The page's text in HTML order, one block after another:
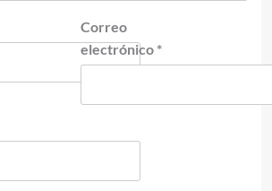
Correo
electrónico *